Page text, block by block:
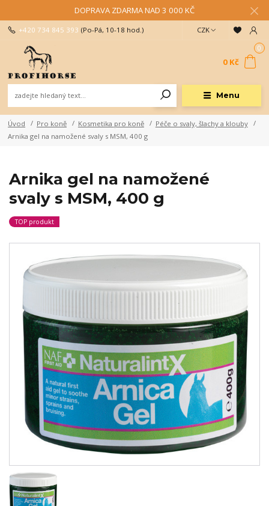
DOPRAVA ZDARMA NAD 3 000 KČ
Menu
CZK
+420 734 845 393 (Po-Pá, 10-18 hod.)
0
0 Kč
Úvod Pro koně Kosmetika pro koně
Péče o svaly, šlachy a klouby
Arnika gel na namožené svaly s MSM, 400 g
Arnika gel na namožené
svaly s MSM, 400 g
TOP produkt